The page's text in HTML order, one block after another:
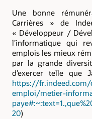
Une bonne
Carrières » de
« Développeur /
l’informatique qui
emplois les mieux
par la grande
d’exercer telle que
https://
emploi/metier-
20)